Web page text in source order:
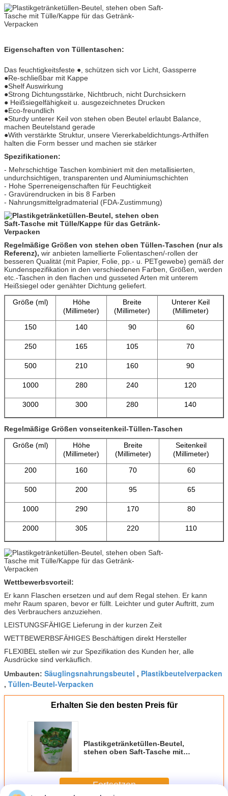
Eigenschaften von Tüllentaschen:
Das feuchtigkeitsfeste ●, schützen sich vor Licht, Gassperre
●Re-schließbar mit Kappe
●Shelf Auswirkung
●Strong Dichtungsstärke, Nichtbruch, nicht Durchsickern
● Heißsiegelfähigkeit u. ausgezeichnetes Drucken
●Eco-freundlich
●Sturdy unterer Keil von stehen oben Beutel erlaubt Balance,
machen Beutelstand gerade
●With verstärkte Struktur, unsere Viererkabeldichtungs-Arthilfen
halten die Form besser und machen sie stärker
Spezifikationen:
- Mehrschichtige Taschen kombiniert mit den metallisierten,
undurchsichtigen, transparenten und Aluminiumschichten
- Hohe Sperreneigenschaften für Feuchtigkeit
- Gravürendrucken in bis 8 Farben
- Nahrungsmittelgradmaterial (FDA-Zustimmung)
Regelmäßige Größen von stehen oben Tüllen-Taschen (nur als
Referenz), wir anbieten lamellierte Folientaschen/-rollen der
besseren Qualität (mit Papier, Folie, pp.- u. PETgewebe) gemäß der
Kundenspezifikation in den verschiedenen Farben, Größen, werden
etc.-Taschen in den flachen und gusseted Arten mit unterem
Heißsiegel oder genähter Dichtung geliefert.
Größe (ml)
Höhe
(Millimeter)
Breite
(Millimeter)
Unterer Keil
(Millimeter)
150
140 90 60
250 165 105 70
500 210 160 90
1000 280 240 120
3000 300 280 140
Regelmäßige Größen vonseitenkeil-Tüllen-Taschen
Größe (ml)
Höhe
(Millimeter)
Breite
(Millimeter)
Seitenkeil
(Millimeter)
200
160 70 60
500 200 95 65
1000 290 170 80
2000 305 220 110
Wettbewerbsvorteil:
Er kann Flaschen ersetzen und auf dem Regal stehen. Er kann
mehr Raum sparen, bevor er füllt. Leichter und guter Auftritt, zum
des Verbrauchers anzuziehen.
LEISTUNGSFÄHIGE Lieferung in der kurzen Zeit
WETTBEWERBSFÄHIGES Beschäftigen direkt Hersteller
FLEXIBEL stellen wir zur Spezifikation des Kunden her, alle
Ausdrücke sind verkäuflich.
Umbauten: Säuglingsnahrungsbeutel , Plastikbeutelverpacken
, Tüllen-Beutel-Verpacken
Erhalten Sie den besten Preis für
Plastikgetränketüllen-Beutel,
stehen oben Saft-Tasche mit
Fortsetzen